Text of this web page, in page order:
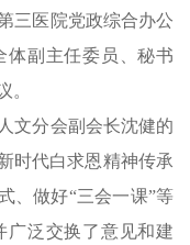
三医院党政综合办公
体副主任委员、秘书
。
文分会副会长沈健的
时代白求恩精神传承
、做好“三会一课”等
广泛交换了意见和建